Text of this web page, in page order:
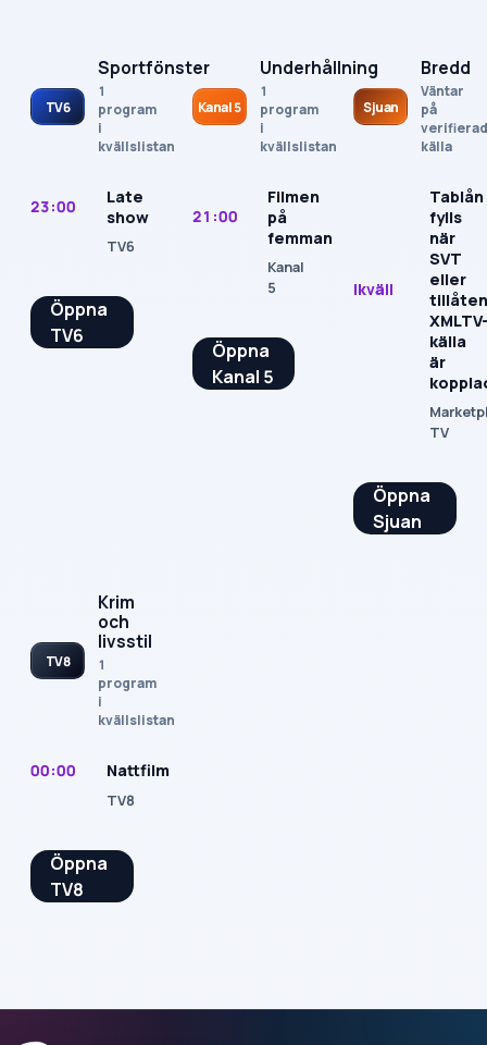
TV6
Sportfönster
1
program
i
kvällslistan
23:00
Late
show
TV6
Öppna
TV6
Kanal 5
Underhållning
1
program
i
kvällslistan
21:00
Filmen
på
femman
Kanal
5
Öppna
Kanal 5
Sjuan
Bredd
Väntar
på
källa
Ikväll
Tablån
fylls
när
SVT
eller
tillåten
XMLTV-
källa
är
TV
Öppna
Sjuan
TV8
Krim
och
livsstil
1
program
i
kvällslistan
00:00 Nattfilm
TV8
Öppna
TV8